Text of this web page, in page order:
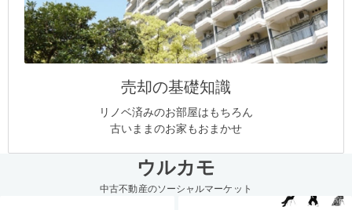
売却の基礎知識
リノベ済みのお部屋はもちろん
古いままのお家もおまかせ
ウルカモ
中古不動産のソーシャルマーケット